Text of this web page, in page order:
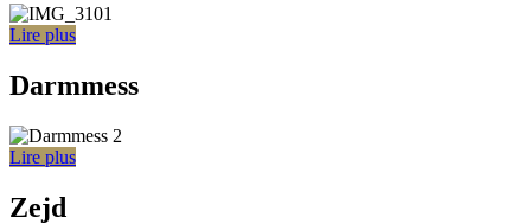
Lire plus
Darmmess
Lire plus
Zejd